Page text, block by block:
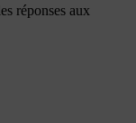
réponses aux